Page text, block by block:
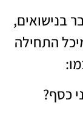
בנישואים,
התחילה
כסף?